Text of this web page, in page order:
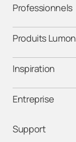
Professionnels
Produits Lumon
Inspiration
Entreprise
Support